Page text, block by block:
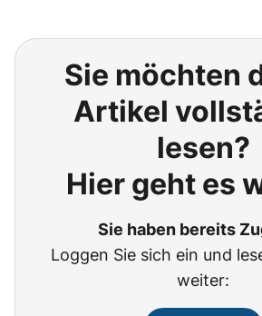
Sie möchten
Artikel
lesen?
Hier geht es
Sie haben bereits
Loggen Sie sich ein und
weiter: